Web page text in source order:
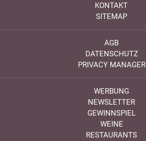
KONTAKT
SITEMAP
AGB
DATENSCHUTZ
PRIVACY MANAGER
WERBUNG
NEWSLETTER
GEWINNSPIEL
WEINE
RESTAURANTS